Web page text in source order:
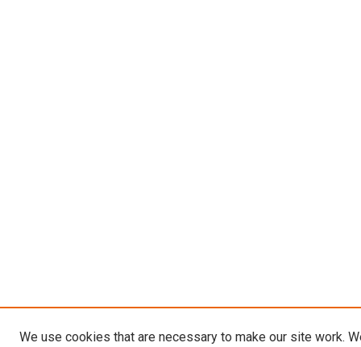
We use cookies that are necessary to make our site work.